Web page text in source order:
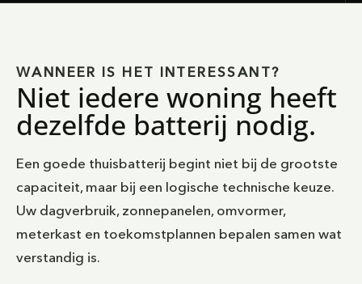
WANNEER IS HET INTERESSANT?
Niet iedere woning heeft
dezelfde batterij nodig.
Een goede thuisbatterij begint niet bij de grootste
capaciteit, maar bij een logische technische keuze.
Uw dagverbruik, zonnepanelen, omvormer,
meterkast en toekomstplannen bepalen samen wat
verstandig is.